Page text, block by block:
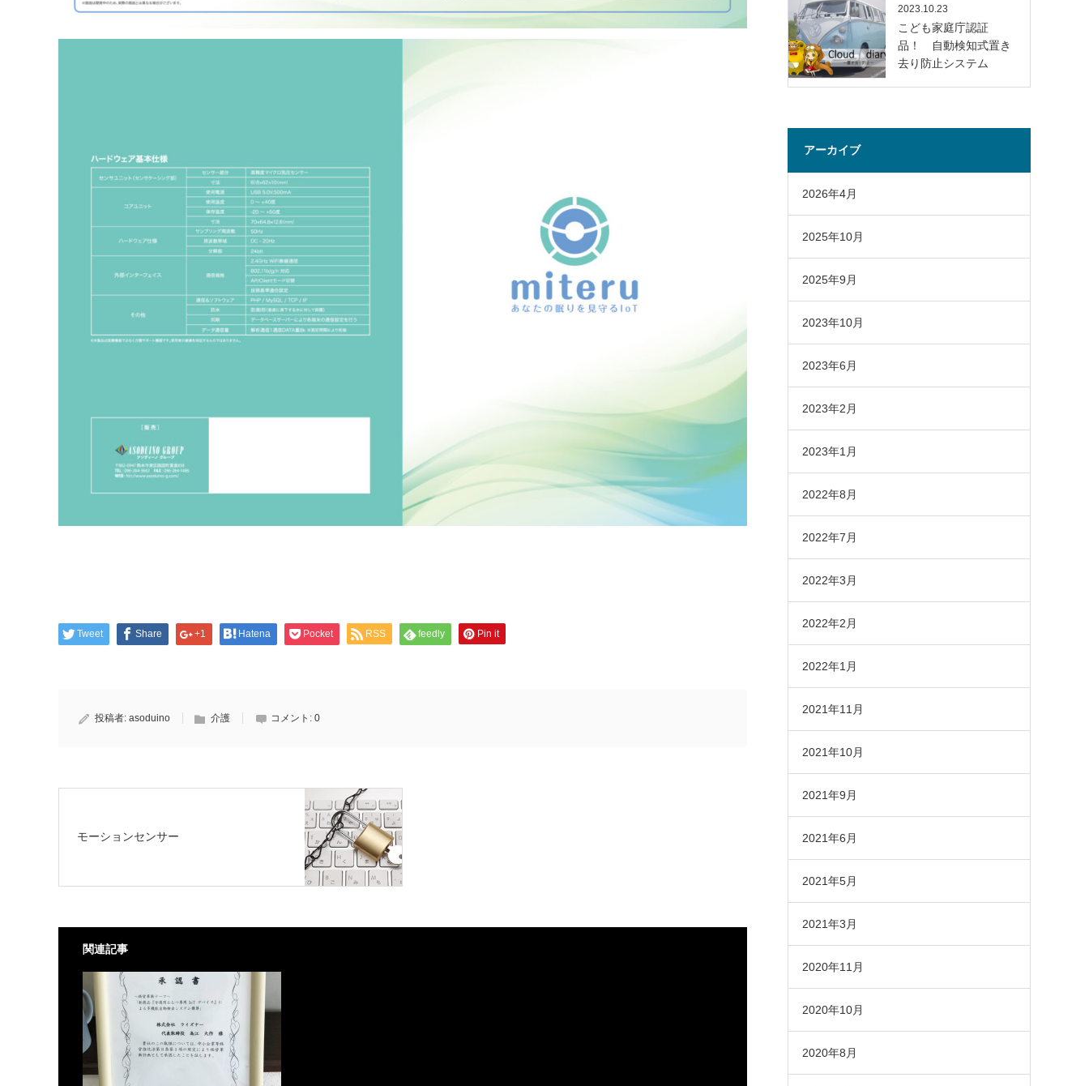
Tweet Share +1 Hatena Pocket RSS feedly Pin it
投稿者: asoduino 介護 コメント: 0
モーションセンサー
関連記事
2023.10.23
こども家庭庁認証
品！ 自動検知式置き
去り防止システム
アーカイブ
2026年4月
2025年10月
2025年9月
2023年10月
2023年6月
2023年2月
2023年1月
2022年8月
2022年7月
2022年3月
2022年2月
2022年1月
2021年11月
2021年10月
2021年9月
2021年6月
2021年5月
2021年3月
2020年11月
2020年10月
2020年8月